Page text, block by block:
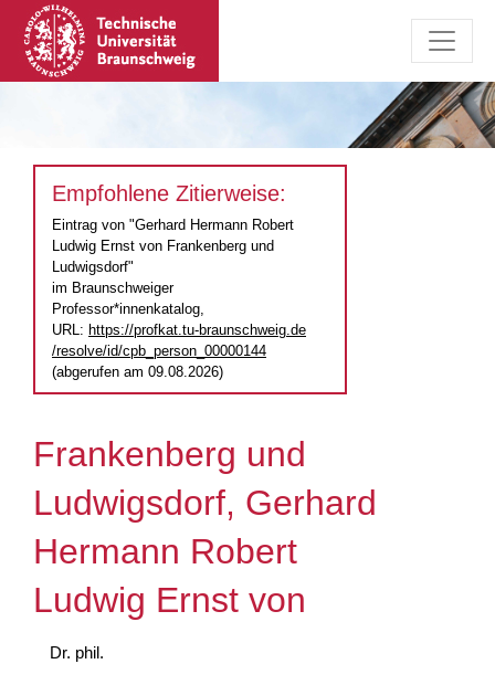
Empfohlene Zitierweise:
Eintrag von "Gerhard Hermann Robert
Ludwig Ernst von Frankenberg und
Ludwigsdorf"
im Braunschweiger
Professor*innenkatalog,
URL: https://profkat.tu-braunschweig.de
/resolve/id/cpb_person_00000144
(abgerufen am 09.08.2026)
Frankenberg und
Ludwigsdorf, Gerhard
Hermann Robert
Ludwig Ernst von
Dr. phil.